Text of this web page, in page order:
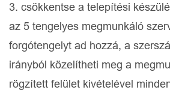
3. csökkentse a telepítési
az 5 tengelyes megmunkáló
forgótengelyt ad hozzá, a
irányból közelítheti meg a
rögzített felület kivételével